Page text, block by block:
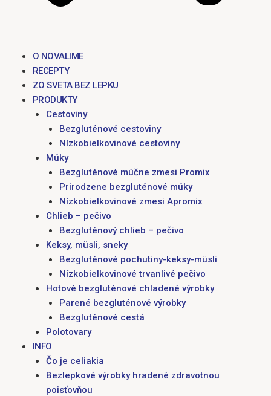
O NOVALIME
RECEPTY
ZO SVETA BEZ LEPKU
PRODUKTY
Cestoviny
Bezgluténové cestoviny
Nízkobielkovinové cestoviny
Múky
Bezgluténové múčne zmesi Promix
Prirodzene bezgluténové múky
Nízkobielkovinové zmesi Apromix
Chlieb – pečivo
Bezgluténový chlieb – pečivo
Keksy, müsli, sneky
Bezgluténové pochutiny-keksy-müsli
Nízkobielkovinové trvanlivé pečivo
Hotové bezgluténové chladené výrobky
Parené bezgluténové výrobky
Bezgluténové cestá
Polotovary
INFO
Čo je celiakia
Bezlepkové výrobky hradené zdravotnou
poisťovňou